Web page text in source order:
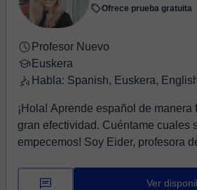
Ofrece prueba gratuita
Profesor Nuevo
Euskera
Habla: Spanish, Euskera,
¡Hola! Aprende español de manera
gran efectividad. Cuéntame cuales
empecemos! Soy Eider,
Ver